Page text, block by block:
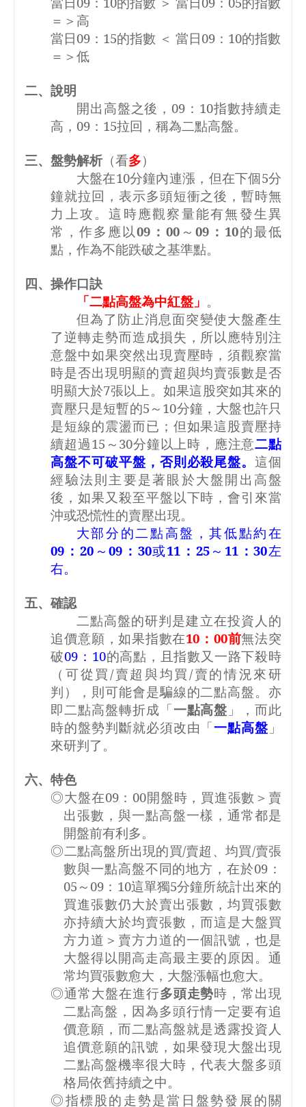
＝＞高
當日09 ： 15的指數 ＜ 當日09 ： 10的指數
＝＞低
二、說明
開出高盤之後， 09 ： 10指數持續走
高， 09 ： 15拉回，稱為二點高盤。
三、盤勢解析 （看多）
大盤在10分鐘內連漲，但在下個5分
鐘就拉回，表示多頭短衝之後，暫時無
力上攻。這時應觀察量能有無發生異
常，作多應以09 ：00 ～09 ： 10的最低
點，作為不能跌破之基準點。
四、操作口訣
「二點高盤為中紅盤」 。
但為了防止消息面突變使大盤產生
了逆轉走勢而造成損失，所以應特別注
意盤中如果突然出現賣壓時，須觀察當
時是否出現明顯的賣超與均賣張數是否
明顯大於7張以上。如果這股突如其來的
賣壓只是短暫的5 ～ 10分鐘，大盤也許只
是短線的震盪而已；但如果這股賣壓持
續超過15 ～ 30分鐘以上時，應注意二點
高盤不可破平盤，否則必殺尾盤。這個
經驗法則主要是著眼於大盤開出高盤
後，如果又殺至平盤以下時，會引來當
沖或恐慌性的賣壓出現。
大部分的二點高盤，其低點約在
09 ： 20～09 ： 30或11 ： 25～ 11 ：30左
右。
五、確認
二點高盤的研判是建立在投資人的
追價意願，如果指數在10 ： 00前無法突
破09 ： 10的高點，且指數又一路下殺時
（可從買 /賣超與均買 /賣的情況來研
判），則可能會是騙線的二點高盤。亦
即二點高盤轉折成「一點高盤 」，而此
時的盤勢判斷就必須改由「一點高盤 」
來研判了。
六、特色
◎大盤在09： 00開盤時，買進張數＞賣
出張數，與一點高盤一樣，通常都是
開盤前有利多。
◎二點高盤所出現的買/賣超、均買/賣張
數與一點高盤不同的地方，在於09 ：
05 ～ 09 ： 10這單獨5分鐘所統計出來的
買進張數仍大於賣出張數，均買張數
亦持續大於均賣張數，而這是大盤買
方力道＞賣方力道的一個訊號，也是
大盤得以開高走高最主要的原因。通
常均買張數愈大，大盤漲幅也愈大。
◎通常大盤在進行多頭走勢時，常出現
二點高盤，因為多頭行情一定要有追
價意願，而二點高盤就是透露投資人
追價意願的訊號，如果發現大盤出現
二點高盤機率很大時，代表大盤多頭
格局依舊持續之中。
◎指標股的走勢是當日盤勢發展的關